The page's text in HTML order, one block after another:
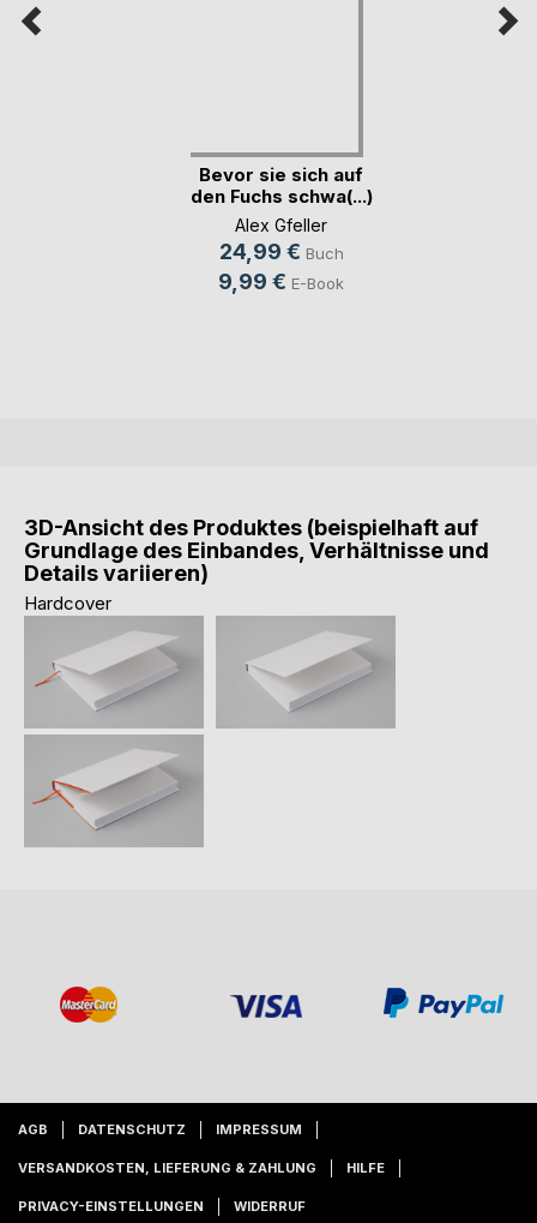
Bevor sie sich auf
den Fuchs schwa(...)
Alex Gfeller
24,99 € Buch
9,99 € E-Book
3D-Ansicht des Produktes (beispielhaft auf
Grundlage des Einbandes, Verhältnisse und
Details variieren)
Hardcover
AGB DATENSCHUTZ IMPRESSUM
VERSANDKOSTEN, LIEFERUNG & ZAHLUNG HILFE
PRIVACY-EINSTELLUNGEN WIDERRUF